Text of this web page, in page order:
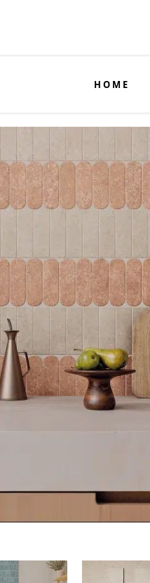
HOME